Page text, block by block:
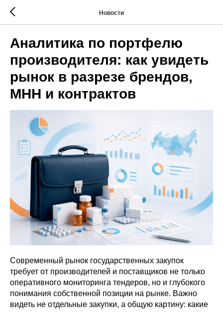
Новости
Аналитика по портфелю
производителя: как увидеть
рынок в разрезе брендов,
МНН и контрактов
Современный рынок государственных закупок
требует от производителей и поставщиков не только
оперативного мониторинга тендеров, но и глубокого
понимания собственной позиции на рынке. Важно
видеть не отдельные закупки, а общую картину: какие